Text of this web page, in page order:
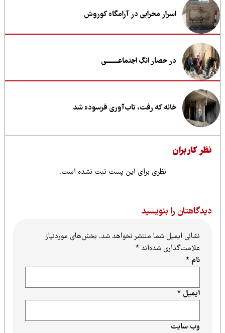
اسرار محرابی در آرامگاه کوروش
در حصار انگِ اجتماعــــــــی
خانه که رفت، تاب‌آوری فرسوده شد
کاربران
نظری برای این پست ثبت نشده است.
را بنویسید
نشانی ایمیل شما منتشر نخواهد شد.بخش‌های موردنیاز
علامت‌گذاری شده‌اند*
ایمیل*
وب‌ سایت